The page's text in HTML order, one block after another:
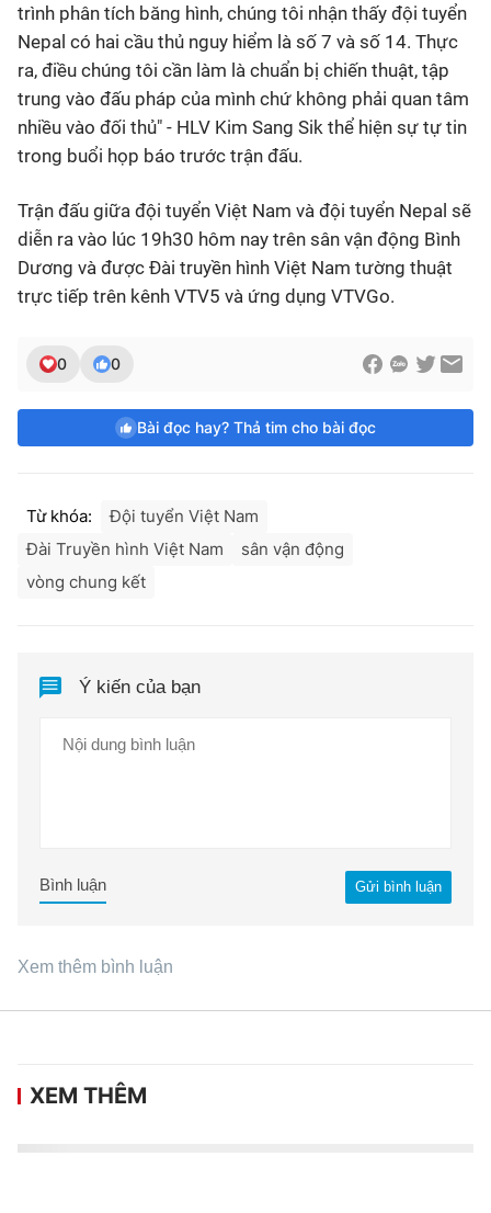
trình phân tích băng hình, chúng tôi nhận thấy đội tuyển
Nepal có hai cầu thủ nguy hiểm là số 7 và số 14. Thực
ra, điều chúng tôi cần làm là chuẩn bị chiến thuật, tập
trung vào đấu pháp của mình chứ không phải quan tâm
nhiều vào đối thủ" - HLV Kim Sang Sik thể hiện sự tự tin
trong buổi họp báo trước trận đấu.
Trận đấu giữa đội tuyển Việt Nam và đội tuyển Nepal sẽ
diễn ra vào lúc 19h30 hôm nay trên sân vận động Bình
Dương và được Đài truyền hình Việt Nam tường thuật
trực tiếp trên kênh VTV5 và ứng dụng VTVGo.
0 0
Bài đọc hay? Thả tim cho bài đọc
Từ khóa:
Đội tuyển Việt Nam
Đài Truyền hình Việt Nam
sân vận động
vòng chung kết
Ý kiến của bạn
Gửi bình luận
Bình luận
Xem thêm bình luận
XEM THÊM